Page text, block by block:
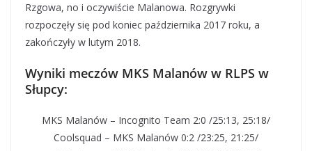
Rzgowa, no i oczywiście Malanowa. Rozgrywki
rozpoczęły się pod koniec października 2017 roku, a
zakończyły w lutym 2018.
Wyniki meczów MKS Malanów w RLPS w
Słupcy:
MKS Malanów – Incognito Team 2:0 /25:13, 25:18/
Coolsquad – MKS Malanów 0:2 /23:25, 21:25/